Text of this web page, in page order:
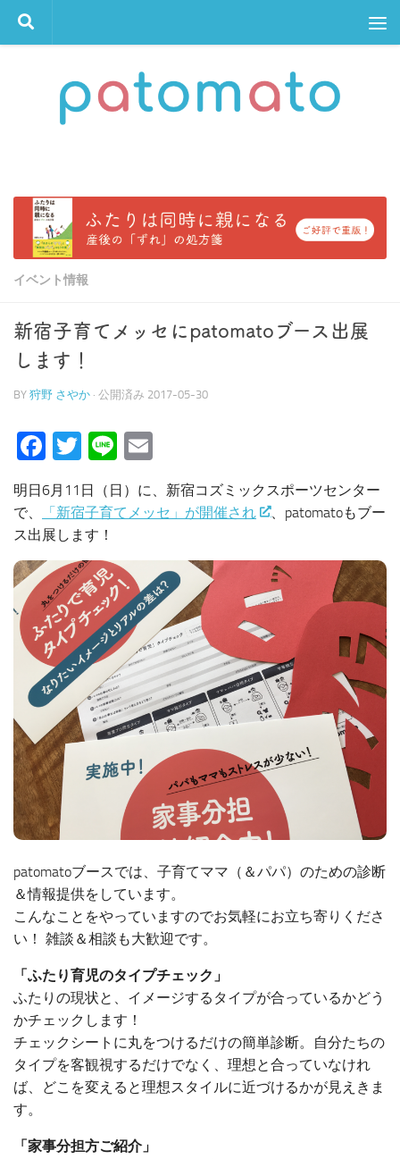
コンテンツへスキップ
イベント情報
新宿子育てメッセにpatomatoブース出展
します！
BY 狩野 さやか · 公開済み 2017-05-30
Facebook
Twitter
Line
明日6月11日（日）に、新宿コズミックスポーツセンター
で、
「新宿子育てメッセ」が開催され
、patomatoもブー
ス出展します！
patomatoブースでは、子育てママ（＆パパ）のための診断
＆情報提供をしています。
こんなことをやっていますのでお気軽にお立ち寄りくださ
い！ 雑談＆相談も大歓迎です。
「ふたり育児のタイプチェック」
ふたりの現状と、イメージするタイプが合っているかどう
かチェックします！
チェックシートに丸をつけるだけの簡単診断。自分たちの
タイプを客観視するだけでなく、理想と合っていなけれ
ば、どこを変えると理想スタイルに近づけるかが見えきま
す。
「家事分担方ご紹介」